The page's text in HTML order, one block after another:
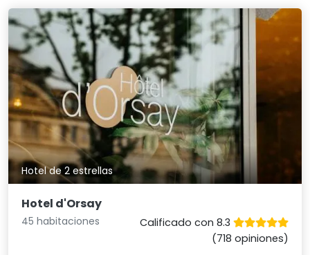
Hotel de 2 estrellas
Hotel d'Orsay
45 habitaciones
Calificado con 8.3
(718 opiniones)